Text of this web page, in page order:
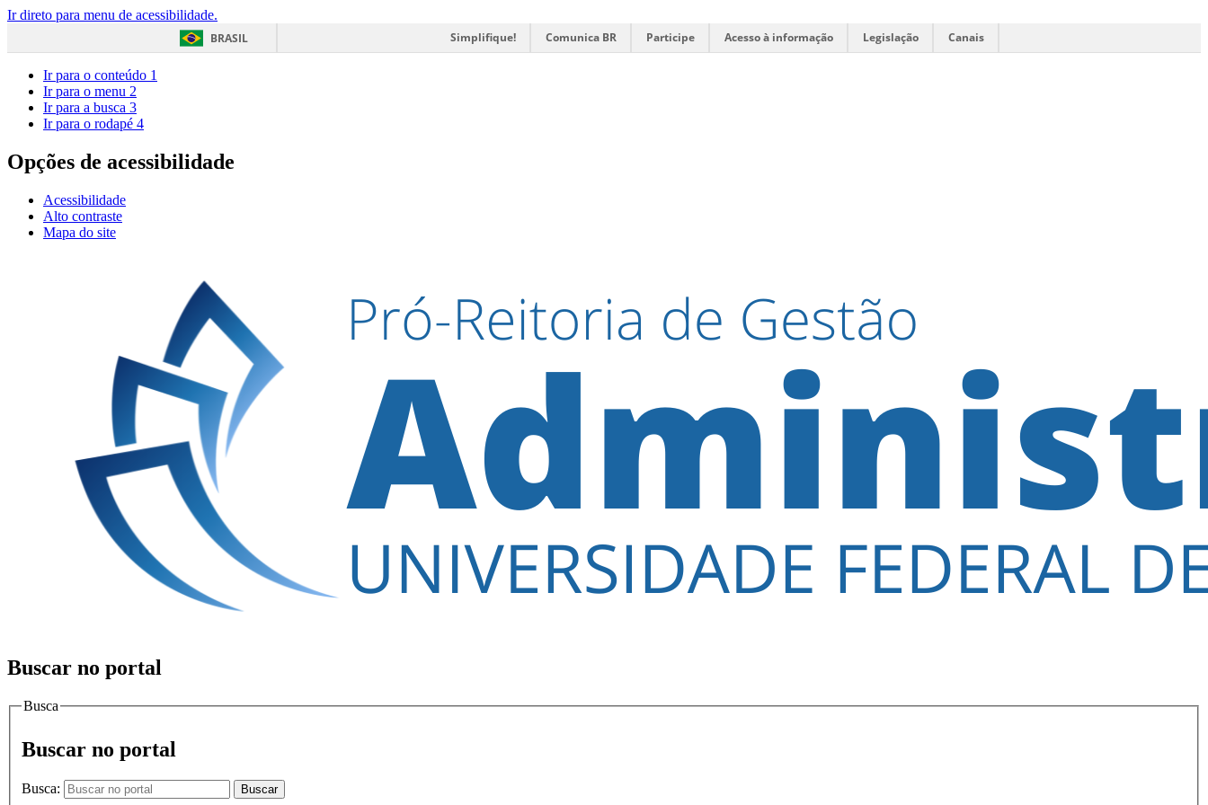
Ir direto para menu de acessibilidade.
BRASIL
Simplifique! Comunica BR Participe Acesso à informação Legislação Canais
Ir para o conteúdo 1
Ir para o menu 2
Ir para a busca 3
Ir para o rodapé 4
Opções de acessibilidade
Acessibilidade
Alto contraste
Mapa do site
Buscar no portal
Busca
Buscar no portal
Busca: Buscar